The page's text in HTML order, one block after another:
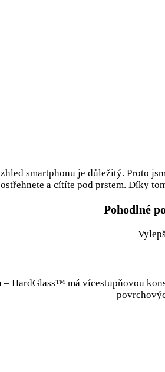
smartphonu je důležitý. Proto
a cítíte pod prstem. Díky
Pohodlné
– HardGlass™ má vícestupňovou